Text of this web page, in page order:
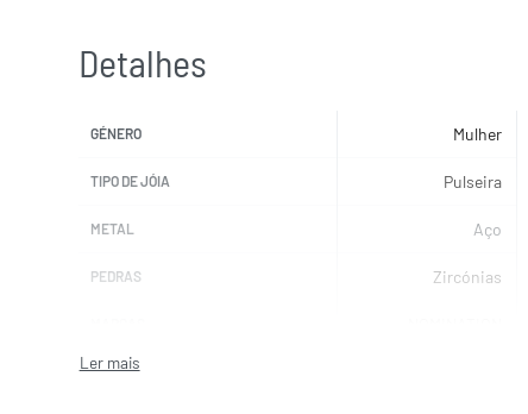
Detalhes
GÉNERO Mulher
TIPO DE JÓIA Pulseira
METAL Aço
PEDRAS Zircónias